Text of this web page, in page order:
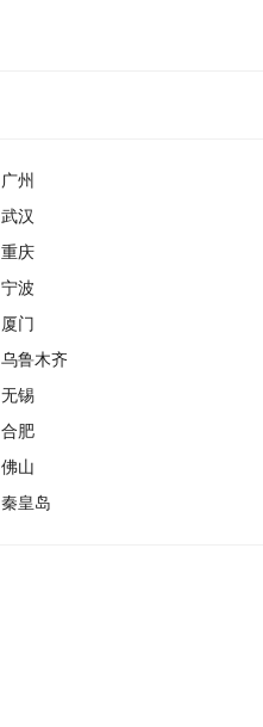
广州
武汉
重庆
宁波
厦门
乌鲁木齐
无锡
合肥
佛山
秦皇岛